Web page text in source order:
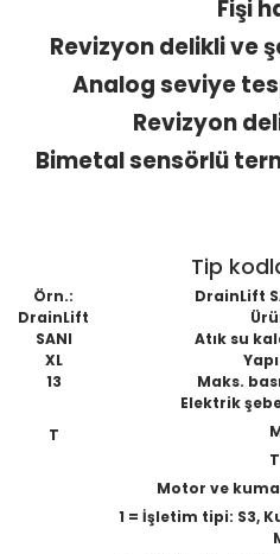
Fişi
Revizyon delikli ve
Analog seviye
Revizyon
Bimetal sensörlü
Tip
Örn.:
DrainLift
DrainLift
SANI
Atık su
XL
13
Maks.
T
Elektrik
Motor ve
1 = İşletim tipi: S3,